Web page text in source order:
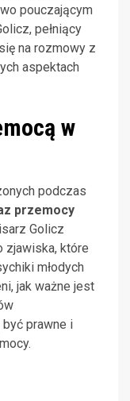
pouczającym
pełniący
na rozmowy z
aspektach
w
podczas
przemocy
Golicz
zjawiska, które
młodych
jak ważne jest
prawne i